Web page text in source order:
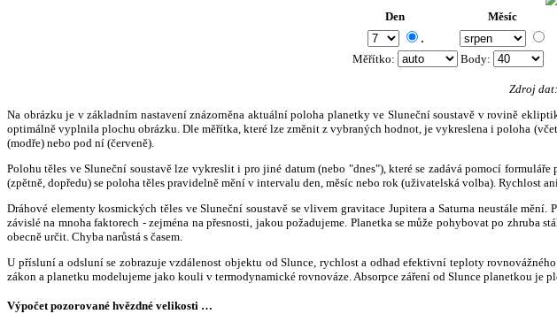
Den Měsíc
.
Měřítko: Body:
Zdroj dat:
Na obrázku je v základním nastavení znázorněna aktuální poloha planetky ve Sluneční soustavě v rovině
optimálně vyplnila plochu obrázku. Dle měřítka, které lze změnit z vybraných hodnot, je vykreslena i poloha
(modře) nebo pod ní (červeně).
Polohu těles ve Sluneční soustavě lze vykreslit i pro jiné datum (nebo "dnes"), které se zadává pomocí
(zpětně, dopředu) se poloha těles pravidelně mění v intervalu den, měsíc nebo rok (uživatelská volba). Rychlost
Dráhové elementy kosmických těles ve Sluneční soustavě se vlivem gravitace Jupitera a Saturna neustále
závislé na mnoha faktorech - zejména na přesnosti, jakou požadujeme. Planetka se může pohybovat po
obecně určit. Chyba narůstá s časem.
U přísluní a odsluní se zobrazuje vzdálenost objektu od Slunce, rychlost a odhad efektivní teploty
zákon a planetku modelujeme jako kouli v termodynamické rovnováze. Absorpce záření od Slunce planetkou je
Výpočet pozorované hvězdné velikosti …